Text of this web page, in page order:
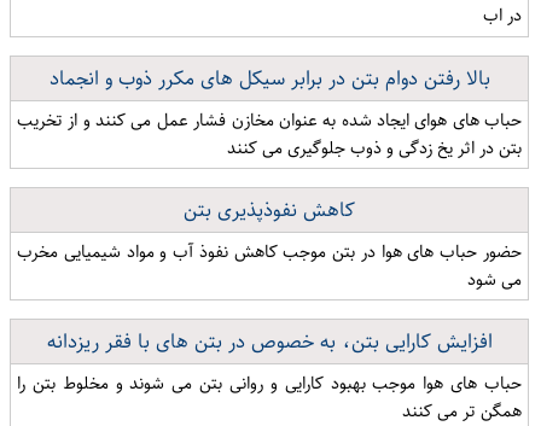
در اب
بالا رفتن دوام بتن در برابر سیکل های مکرر ذوب و انجماد
حباب های هوای ایجاد شده به عنوان مخازن فشار عمل می کنند و از تخریب
بتن در اثر یخ زدگی و ذوب جلوگیری می کنند
کاهش نفوذپذیری بتن
حضور حباب های هوا در بتن موجب کاهش نفوذ آب و مواد شیمیایی مخرب
می شود
افزایش کارایی بتن، به خصوص در بتن های با فقر ریزدانه
حباب های هوا موجب بهبود کارایی و روانی بتن می شوند و مخلوط بتن را
همگن تر می کنند